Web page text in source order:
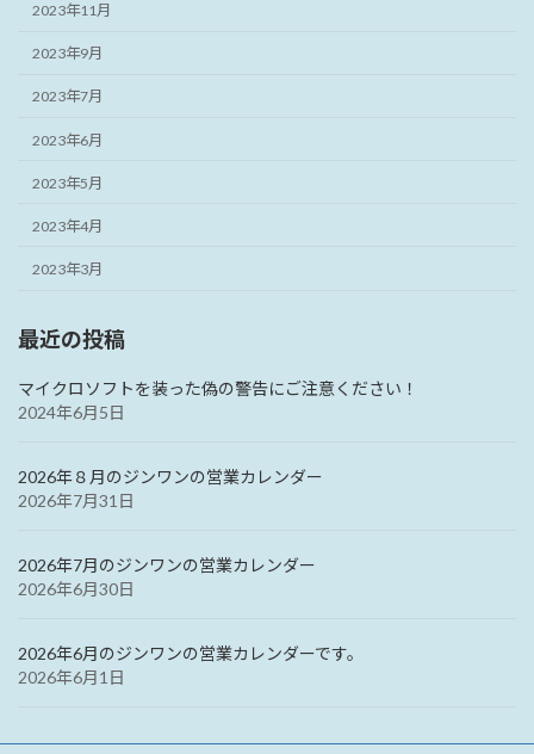
2023年11月
2023年9月
2023年7月
2023年6月
2023年5月
2023年4月
2023年3月
最近の投稿
マイクロソフトを装った偽の警告にご注意ください！
2024年6月5日
2026年８月のジンワンの営業カレンダー
2026年7月31日
2026年7月のジンワンの営業カレンダー
2026年6月30日
2026年6月のジンワンの営業カレンダーです。
2026年6月1日